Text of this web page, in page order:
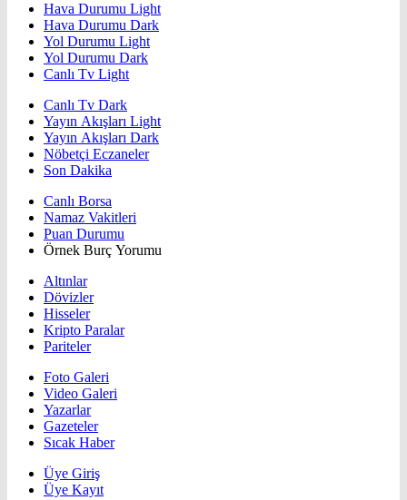
Hava Durumu Light
Hava Durumu Dark
Yol Durumu Light
Yol Durumu Dark
Canlı Tv Light
Canlı Tv Dark
Yayın Akışları Light
Yayın Akışları Dark
Nöbetçi Eczaneler
Son Dakika
Canlı Borsa
Namaz Vakitleri
Puan Durumu
Örnek Burç Yorumu
Altınlar
Dövizler
Hisseler
Kripto Paralar
Pariteler
Foto Galeri
Video Galeri
Yazarlar
Gazeteler
Sıcak Haber
Üye Giriş
Üye Kayıt